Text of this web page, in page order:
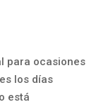
para ocasiones
los días
está